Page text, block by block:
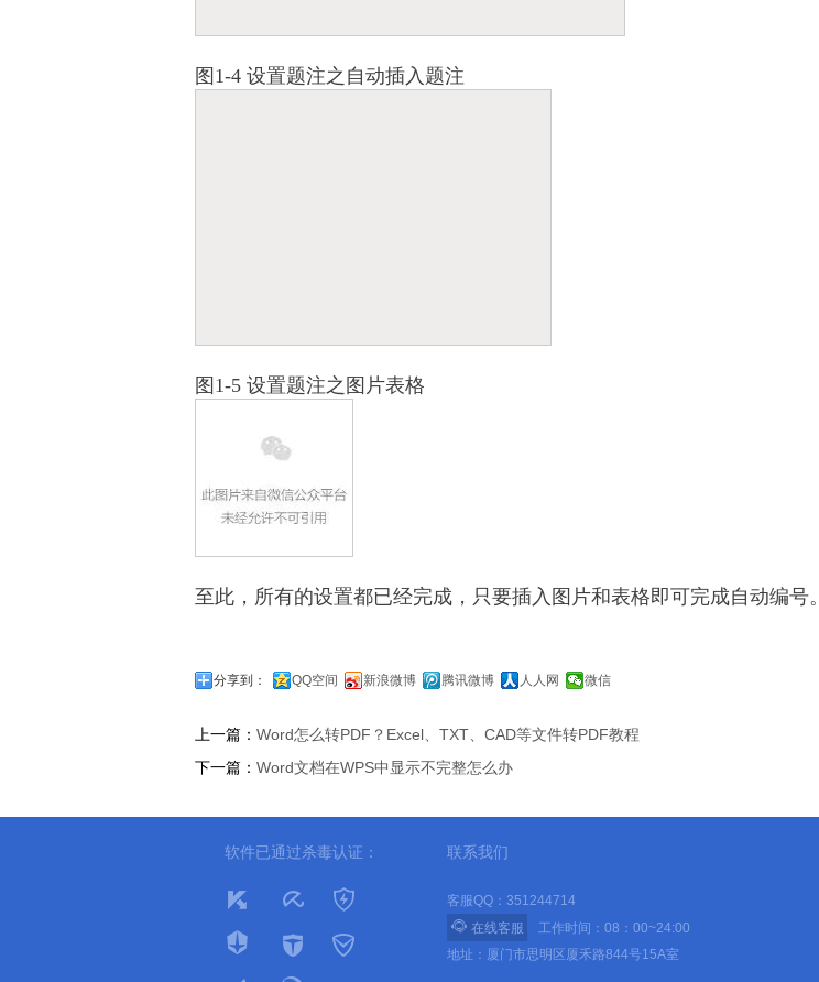
图1-4 设置题注之自动插入题注
图1-5 设置题注之图片表格
至此，所有的设置都已经完成，只要插入图片和表格即可完成自动编号。
分享到： QQ空间 新浪微博 腾讯微博 人人网 微信
上一篇： Word怎么转PDF？Excel、TXT、CAD等文件转PDF教程
下一篇： Word文档在WPS中显示不完整怎么办
软件已通过杀毒认证： 联系我们
客服QQ：351244714
 在线客服
工作时间：08：00~24:00
地址：厦门市思明区厦禾路844号15A室